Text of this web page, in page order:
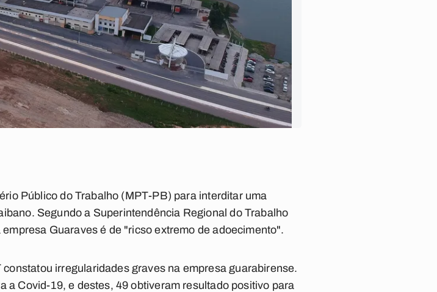
Público do Trabalho (MPT-PB) para interditar uma
Segundo a Superintendência Regional do Trabalho
Guaraves é de "ricso extremo de adoecimento".
irregularidades graves na empresa guarabirense.
a Covid-19, e destes, 49 obtiveram resultado positivo para